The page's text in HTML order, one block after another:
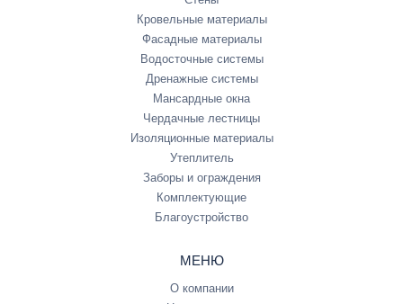
Кровельные материалы
Фасадные материалы
Водосточные системы
Дренажные системы
Мансардные окна
Чердачные лестницы
Изоляционные материалы
Утеплитель
Заборы и ограждения
Комплектующие
Благоустройство
МЕНЮ
О компании